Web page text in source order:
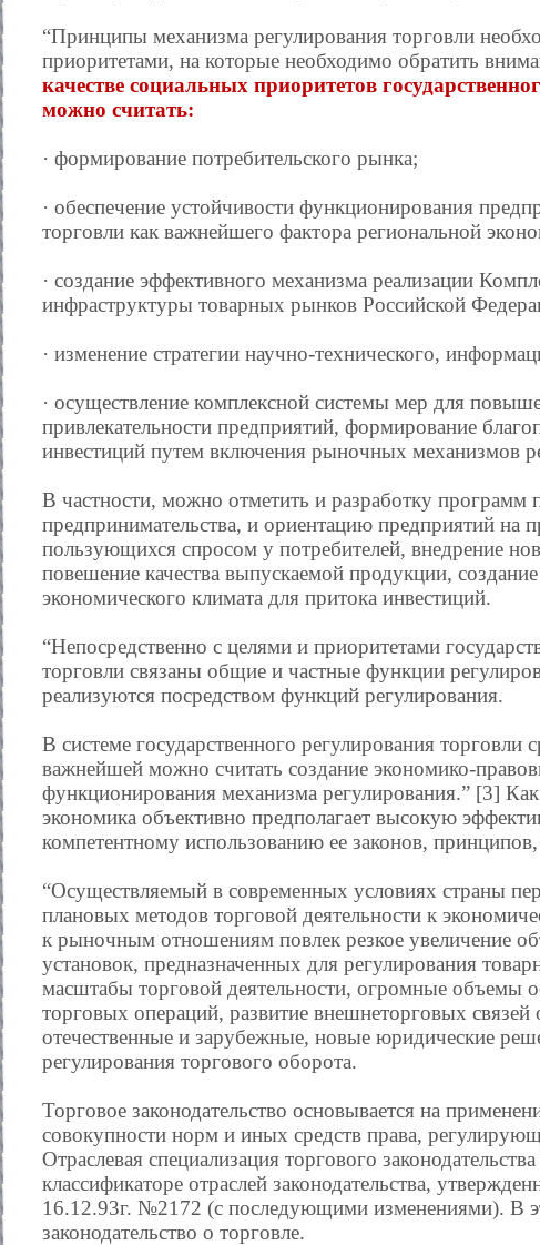
“Принципы механизма регулирования торговли
приоритетами, на которые необходимо обратить
качестве социальных приоритетов
можно считать:
· формирование потребительского рынка;
· обеспечение устойчивости функционирования
торговли как важнейшего фактора региональной
· создание эффективного механизма реализации
инфраструктуры товарных рынков Российской
· изменение стратегии научно-технического,
· осуществление комплексной системы мер для
привлекательности предприятий, формирование
инвестиций путем включения рыночных механизмов
В частности, можно отметить и разработку программ
предпринимательства, и ориентацию предприятий на
пользующихся спросом у потребителей, внедрение
повешение качества выпускаемой продукции,
экономического климата для притока инвестиций.
“Непосредственно с целями и приоритетами
торговли связаны общие и частные функции
реализуются посредством функций регулирования.
В системе государственного регулирования
важнейшей можно считать создание экономико-
функционирования механизма регулирования.” [3]
экономика объективно предполагает высокую
компетентному использованию ее законов,
“Осуществляемый в современных условиях страны
плановых методов торговой деятельности к
к рыночным отношениям повлек резкое увеличение
установок, предназначенных для регулирования
масштабы торговой деятельности, огромные объемы
торговых операций, развитие внешнеторговых
отечественные и зарубежные, новые юридические
регулирования торгового оборота.
Торговое законодательство основывается на
совокупности норм и иных средств права,
Отраслевая специализация торгового
классификаторе отраслей законодательства,
16.12.93г. №2172 (с последующими изменениями). В
законодательство о торговле.